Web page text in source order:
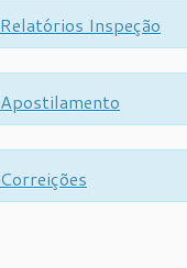
Relatórios Inspeção
Apostilamento
Correições